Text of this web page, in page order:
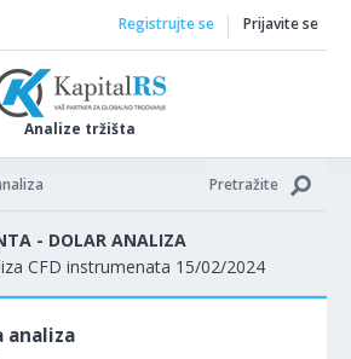
Analize tržišta
Registrujte se Prijavite se
Pretražite
- DOLAR ANALIZA
CFD instrumenata 15/02/2024
analiza